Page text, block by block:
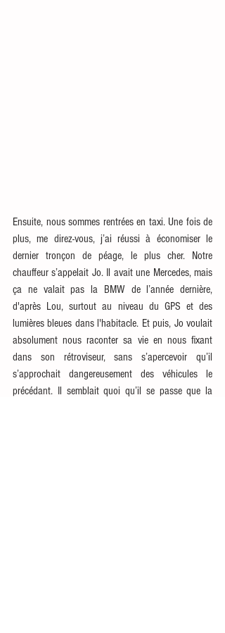
Ensuite, nous sommes rentrées en taxi. Une fois de
plus, me direz-vous, j’ai réussi à économiser le
dernier tronçon de péage, le plus cher. Notre
chauffeur s’appelait Jo. Il avait une Mercedes, mais
ça ne valait pas la BMW de l’année dernière,
d'après Lou, surtout au niveau du GPS et des
lumières bleues dans l'habitacle. Et puis, Jo voulait
absolument nous raconter sa vie en nous fixant
dans son rétroviseur, sans s’apercevoir qu’il
s’approchait dangereusement des véhicules le
précédant. Il semblait quoi qu’il se passe que la